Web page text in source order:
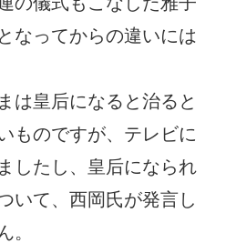
なってからの違いには
は皇后になると治ると
ものですが、テレビに
したし、皇后になられ
いて、西岡氏が発言し
。